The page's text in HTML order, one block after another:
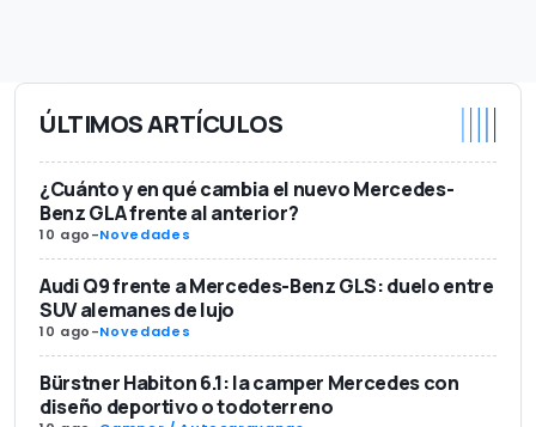
ÚLTIMOS ARTÍCULOS
¿Cuánto y en qué cambia el nuevo Mercedes-
Benz GLA frente al anterior?
10 ago-Novedades
Audi Q9 frente a Mercedes-Benz GLS: duelo entre
SUV alemanes de lujo
10 ago-Novedades
Bürstner Habiton 6.1: la camper Mercedes con
diseño deportivo o todoterreno